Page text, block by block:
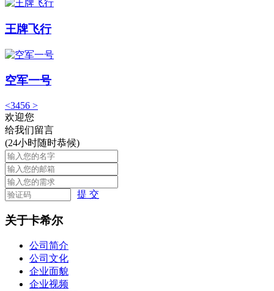
王牌飞行
空军一号
<3456 >
欢迎您
给我们留言
(24小时随时恭候)
提 交
关于卡希尔
公司简介
公司文化
企业面貌
企业视频